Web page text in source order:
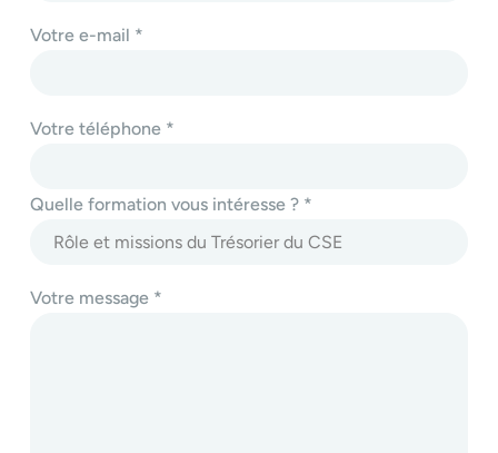
Votre e-mail *
Votre téléphone *
Quelle formation vous intéresse ? *
Votre message *